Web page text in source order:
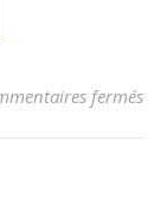
fermés